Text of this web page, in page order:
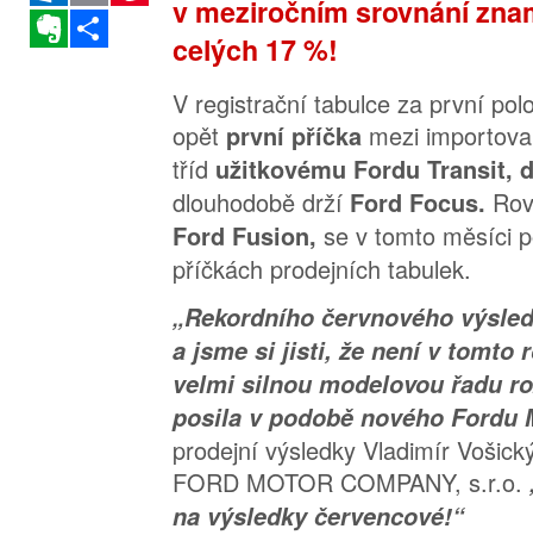
Evernote
v meziročním srovnání
celých 17 %!
V registrační tabulce za první
opět první příčka mezi
tříd užitkovému Fordu Transit,
dlouhodobě drží Ford Focus.
Ford Fusion, se v tomto měsíci
příčkách prodejních tabulek.
„Rekordního červnového
a jsme si jisti, že není v tomto
velmi silnou modelovou řadu
posila v podobě nového Fordu
prodejní výsledky Vladimír
FORD MOTOR COMPANY, s.r.o.
na výsledky červencové!“